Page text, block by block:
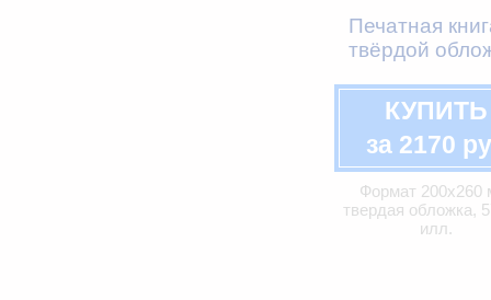
Печатная
твёрдой
КУПИТЬ
за 2170
Формат 200х260
твердая обложка,
илл.